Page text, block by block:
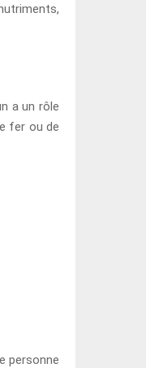
a un rôle
fer ou de
personne